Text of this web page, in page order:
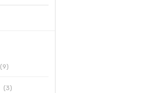
(9)
(3)